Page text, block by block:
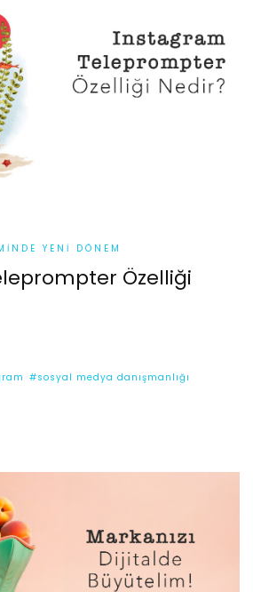
YENI DÖNEM
Özelliği
#sosyal medya danışmanlığı